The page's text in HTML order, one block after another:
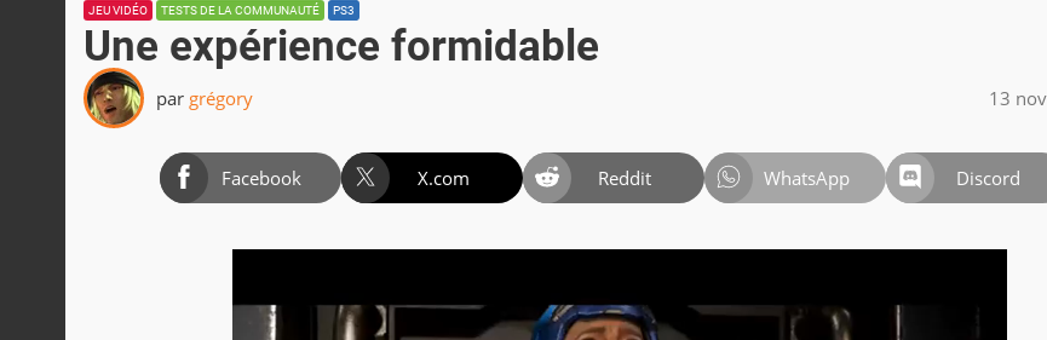
JEU VIDÉO TESTS DE LA COMMUNAUTÉ PS3
Une expérience formidable
par grégory 13
Facebook X.com Reddit WhatsApp Discord